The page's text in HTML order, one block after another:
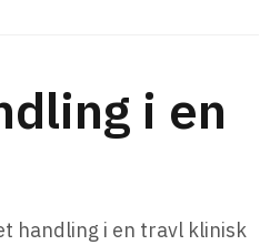
i en
handling i en travl klinisk